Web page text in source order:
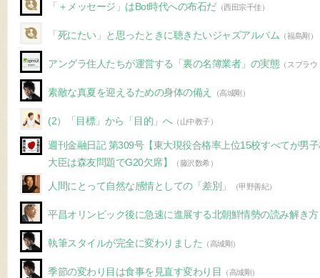
「＋メッセージ」はBot時代への布石だ（西田宗千佳）
「死にたい」と思ったときに聴きたいジャズアルバム （福島剛）
アングラ住人たちが運営する「裏の名簿業者」の実態（スプラウ
素敵な真夏を迎えるための身体の備え （高城剛）
(2）「目標」から「目的」へ（山中教子）
週刊金融日記 第309号【東大現役合格率上位15校すべてが男
大臣は森友問題でG20欠席】
（藤沢数希）
人間にとって自然な感情としての「差別」 （甲野善紀）
平昌オリンピック後に急速に進展する北朝鮮情勢の読み解き方
執筆スタイルが完全に変わりました （高城剛）
季節の変わり目は食事を見直す変わり目 （高城剛）